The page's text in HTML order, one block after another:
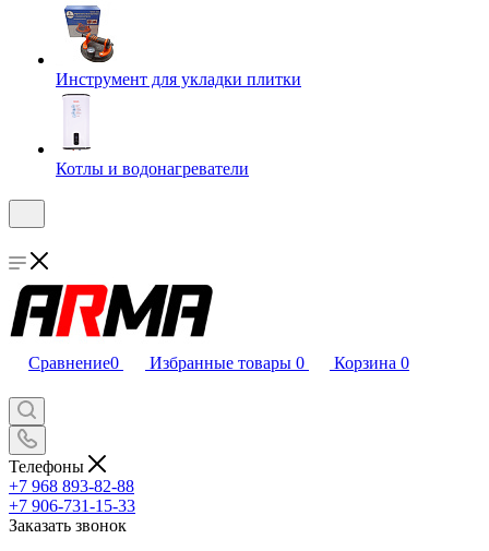
Инструмент для укладки плитки
Котлы и водонагреватели
Сравнение0 Избранные товары 0 Корзина 0
Телефоны
+7 968 893-82-88
+7 906-731-15-33
Заказать звонок